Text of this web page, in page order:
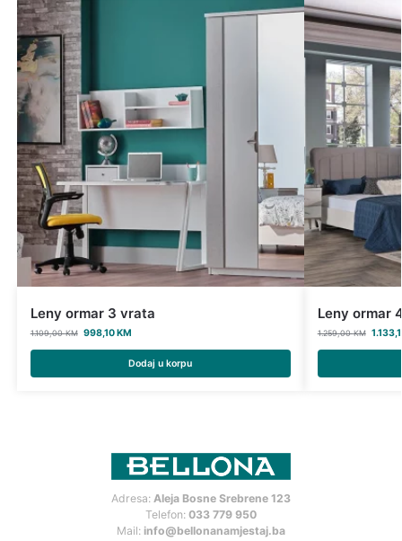
Leny ormar 3 vrata
1.109,00KM 998,10KM
Dodaj u korpu
Leny ormar
1.259,00KM
Adresa: Aleja Bosne Srebrene 123
Telefon: 033 779 950
Mail: info@bellonanamjestaj.ba